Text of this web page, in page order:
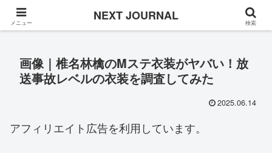
Once in a while
画像｜椎名林檎のMステ衣装がヤバい！放
送事故レベルの衣装を調査してみた
2025.06.14
アフィリエイト広告を利用しています。
メニュー NEXT JOURNAL 検索